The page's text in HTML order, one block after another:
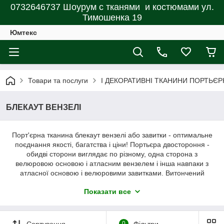
0732646737 Шоурум с тканями и костюмами ул.
Тимошенка 19
Юмтекс
Товари та послуги І ДЕКОРАТИВНІ ТКАНИНИ
БЛЕКАУТ ВЕНЗЕЛІ
Порт'єрна тканина блекаут вензелі або завитки - оптимальне
поєднання якості, багатства і ціни! Портьєра двостороння -
обидві сторони виглядає по різному, одна сторона з
велюровою основою і атласним вензелем і інша навпаки з
атласної основою і велюровими завитками. Витончений
допоможе зробити його затишнішим.
Показати все